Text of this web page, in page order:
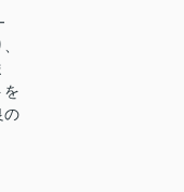
を
の